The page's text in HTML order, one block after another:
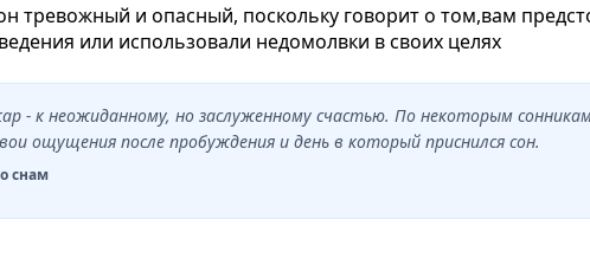
тревожный и опасный, поскольку говорит о том,вам
или использовали недомолвки в своих целях
- к неожиданному, но заслуженному счастью. По некоторым
ощущения после пробуждения и день в который приснился сон.
снам